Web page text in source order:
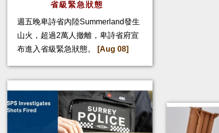
省級緊急狀態
週五晚卑詩省內陸Summerland發生
山火，超過2萬人撤離，卑詩省府宣
布進入省級緊急狀態。
[Aug 08]